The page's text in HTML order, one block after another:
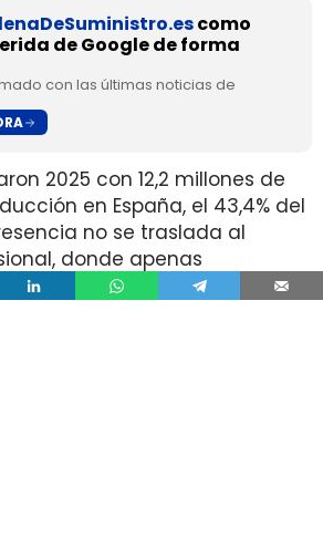
como
de Google de forma
con las últimas noticias de
2025 con 12,2 millones de
en España, el 43,4% del
no se traslada al
donde apenas
de un colectivo de 250.000